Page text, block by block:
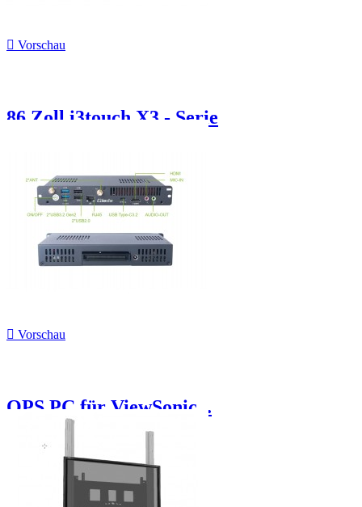
 Vorschau
86 Zoll i3touch X3 - Serie
 Vorschau
OPS PC für ViewSonic...